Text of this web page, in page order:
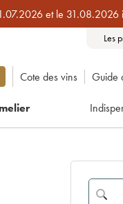
et le 31.08.2026
Les
Cote des vins Guide